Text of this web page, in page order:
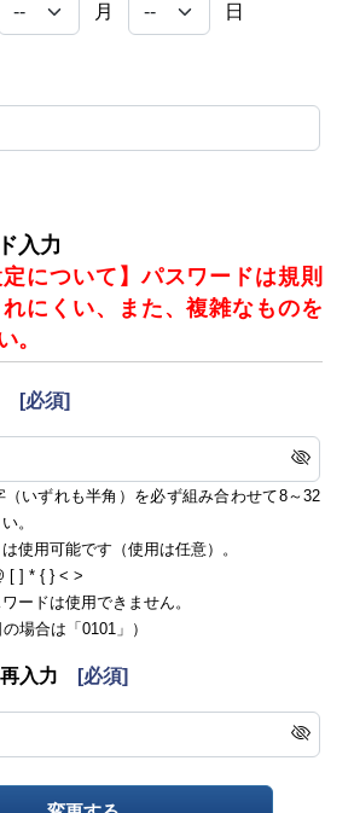
月 日
入力
定について】パスワードは規則
にくい、また、複雑なものを
。
[必須]
いずれも半角）を必ず組み合わせて8～32
。
使用可能です（使用は任意）。
[ ] * { } < >
ードは使用できません。
場合は「0101」）
入力 [必須]